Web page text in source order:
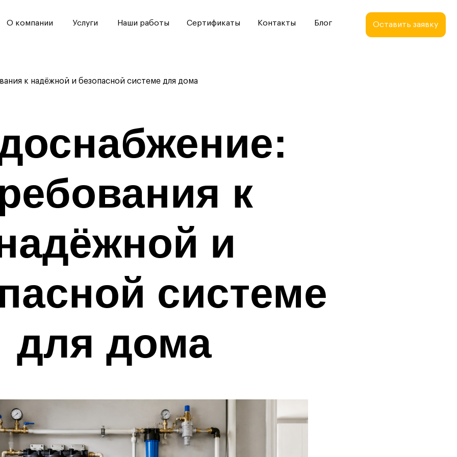
Наши работы Контакты Блог
Сертификаты
Услуги Оставить заявку
к надёжной и безопасной системе для дома
к
и
системе
для дома